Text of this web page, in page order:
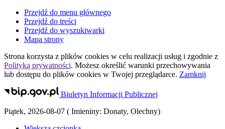
Przejdź do menu głównego
Przejdź do treści
Przejdź do wyszukiwarki
Mapa strony
Strona korzysta z plików cookies w celu realizacji usług i zgodnie z
Polityką prywatności. Możesz określić warunki przechowywania
lub dostępu do plików cookies w Twojej przeglądarce. Zamknij
Biuletyn Informacji Publicznej
Piątek, 2026-08-07 ( Imieniny: Donaty, Olechny)